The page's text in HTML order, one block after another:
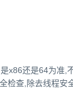
x86还是64为准,
检查,除去线程安